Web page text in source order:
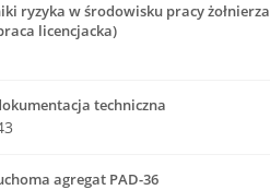
ryzyka w środowisku pracy żołnierza
licencjacka)
techniczna
agregat PAD-36